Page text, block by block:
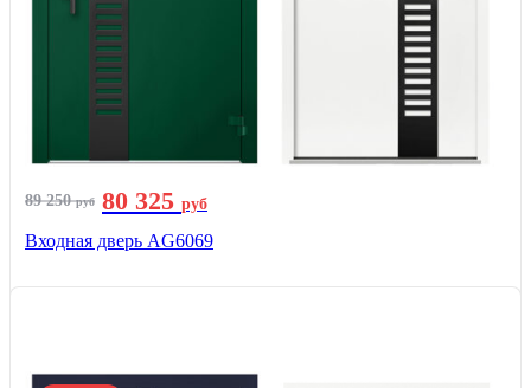
89 250руб 80 325 руб
Входная дверь AG6069